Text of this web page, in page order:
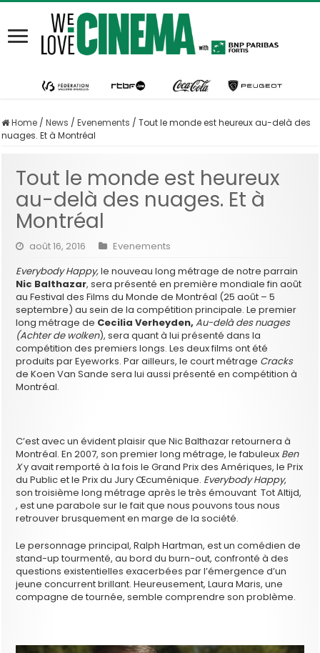
Home / News / Evenements / Tout le monde est heureux au-delà des
nuages. Et à Montréal
Tout le monde est heureux
au-delà des nuages. Et à
Montréal
août 16, 2016
Evenements
Everybody Happy,le nouveau long métrage de notre parrain
Nic Balthazar, sera présenté en première mondiale fin août
au Festival des Films du Monde de Montréal (25 août – 5
septembre) au sein de la compétition principale. Le premier
long métrage de Cecilia Verheyden, Au-delà des nuages
(Achter de wolken), sera quant à lui présenté dans la
compétition des premiers longs. Les deux films ont été
produits par Eyeworks. Par ailleurs, le court métrage Cracks
de Koen Van Sande sera lui aussi présenté en compétition à
Montréal.
C’est avec un évident plaisir que Nic Balthazar retournera à
Montréal. En 2007, son premier long métrage, le fabuleux Ben
Xy avait remporté à la fois le Grand Prix des Amériques, le Prix
du Public et le Prix du Jury Œcuménique. Everybody Happy,
son troisième long métrage après le très émouvant Tot Altijd,
, est une parabole sur le fait que nous pouvons tous nous
retrouver brusquement en marge de la société.
Le personnage principal, Ralph Hartman, est un comédien de
stand-up tourmenté, au bord du burn-out, confronté à des
questions existentielles exacerbées par l’émergence d’un
jeune concurrent brillant. Heureusement, Laura Maris, une
compagne de tournée, semble comprendre son problème.